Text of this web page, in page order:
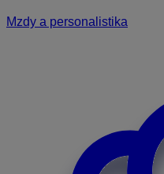
Mzdy a personalistika